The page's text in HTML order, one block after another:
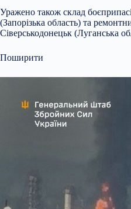
Уражено також склад
(Запорізька область) та
Сіверськодонецьк (Луганська
Поширити